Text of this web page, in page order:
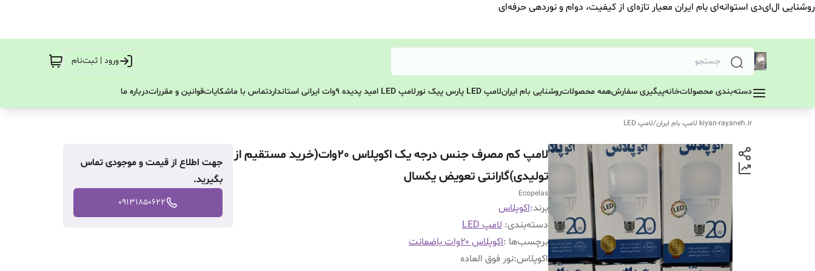
روشنایی ال‌ای‌دی استوانه‌ای بام ایران معیار تازه‌ای از کیفیت، دوام و نوردهی حرفه‌ای
ورود | ثبت‌نام
دسته‌بندی محصولاتخانهپیگیری سفارشهمه محصولاتروشنایی بام ایرانلامپ LED پارس پیک نور لامپ LED امید پدیده 9وات ایرانی استاندارد تماس با ماشکایاتقوانین و مقرراتدرباره ما
kiyan-rayaneh.ir لامپ بام ایران /لامپ LED
لامپ کم مصرف جنس درجه یک اکوپلاس 20وات(خرید مستقیم از
تولیدی)گارانتی تعویض یکسال
Ecopelas
برند:اکوپلاس
دسته‌بندی: لامپ LED
برچسب‌ها :اکوپلاس ۲۰وات باضمانت
اکوپلاس:نور فوق العاده
جهت اطلاع از قیمت و موجودی تماس
بگیرید.
09131850622